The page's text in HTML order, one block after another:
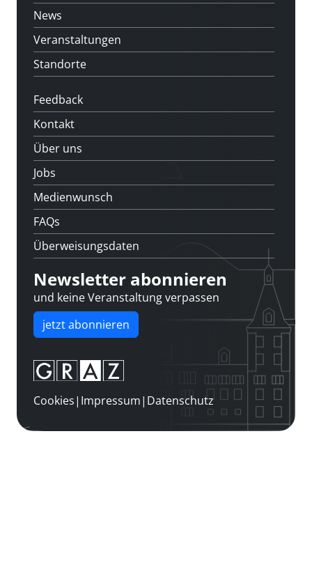
News
Veranstaltungen
Standorte
Feedback
Kontakt
Über uns
Jobs
Medienwunsch
FAQs
Überweisungsdaten
Newsletter abonnieren
und keine Veranstaltung verpassen
jetzt abonnieren
Cookies| Impressum| Datenschutz